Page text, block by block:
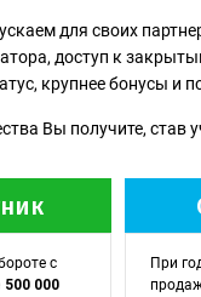
для своих
доступ к
крупнее бонусы и
Вы получите, став
с
000
При